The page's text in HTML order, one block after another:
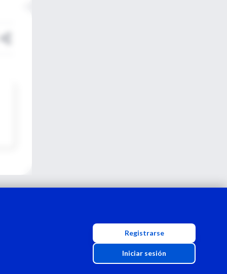
Registrarse
Iniciar sesión